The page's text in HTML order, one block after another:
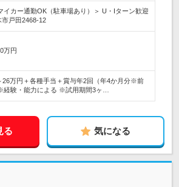
イカー通勤OK（駐車場あり）＞ U・Iターン歓迎
戸田2468-12
万円
26万円＋各種手当＋賞与年2回（年4か月分※前
経験・能力による ※試用期間3ヶ…
る 気になる